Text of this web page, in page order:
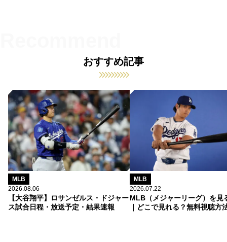
おすすめ記事
MLB
2026.08.06
【大谷翔平】ロサンゼルス・ドジャー
ス試合日程・放送予定・結果速報
MLB
2026.07.22
MLB（メジャーリーグ）を見
｜どこで見れる？無料視聴方